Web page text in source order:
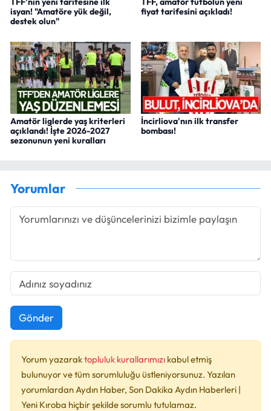
isyan! "Amatöre yük değil,
destek olun"
fiyat tarifesini açıkladı!
Amatör liglerde yaş kriterleri
açıklandı! İşte 2026-2027
sezonunun yeni kuralları
İncirliova'nın ilk transfer
bombası!
Yorumlar
Gönder
Yorum yazaraktopluluk kurallarımızı kabul etmiş
bulunuyor ve tüm sorumluluğu üstleniyorsunuz. Yazılan
yorumlardan Aydın Haber, Son Dakika Aydın Haberleri |
Yeni Kıroba hiçbir şekilde sorumlu tutulamaz.